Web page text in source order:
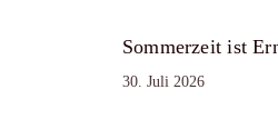
Sommerzeit ist
30. Juli 2026